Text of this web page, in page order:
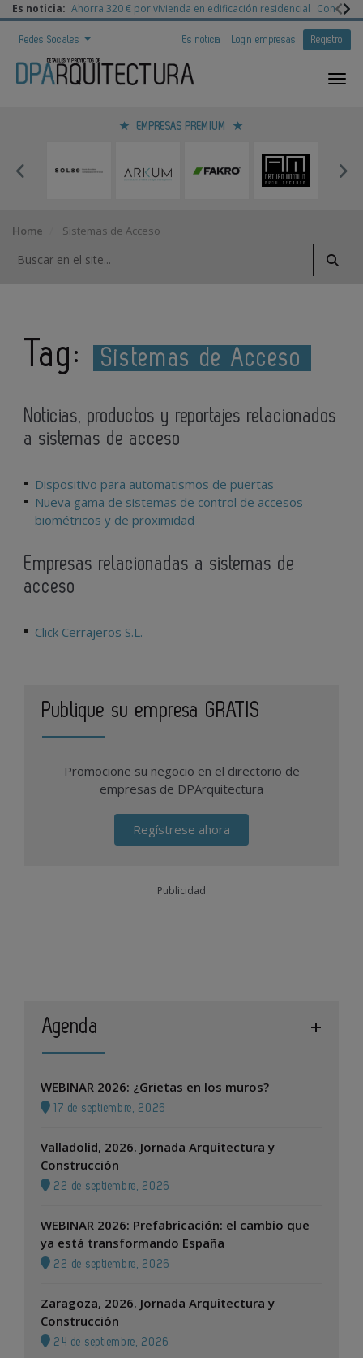
Es noticia: Ahorra 320 € por vivienda en edificación residencial
Redes Sociales Es noticia Login empresas Registro
EMPRESAS PREMIUM
Home Sistemas de Acceso
Tag: Sistemas de Acceso
Noticias, productos y reportajes relacionados
a sistemas de acceso
Dispositivo para automatismos de puertas
Nueva gama de sistemas de control de accesos
biométricos y de proximidad
Empresas relacionadas a sistemas de
acceso
Click Cerrajeros S.L.
Publique su empresa GRATIS
Promocione su negocio en el directorio de
empresas de DPArquitectura
Regístrese ahora
Publicidad
Agenda
WEBINAR 2026: ¿Grietas en los muros?
17 de septiembre, 2026
Valladolid, 2026. Jornada Arquitectura y
Construcción
22 de septiembre, 2026
WEBINAR 2026: Prefabricación: el cambio que
ya está transformando España
22 de septiembre, 2026
Zaragoza, 2026. Jornada Arquitectura y
Construcción
24 de septiembre, 2026